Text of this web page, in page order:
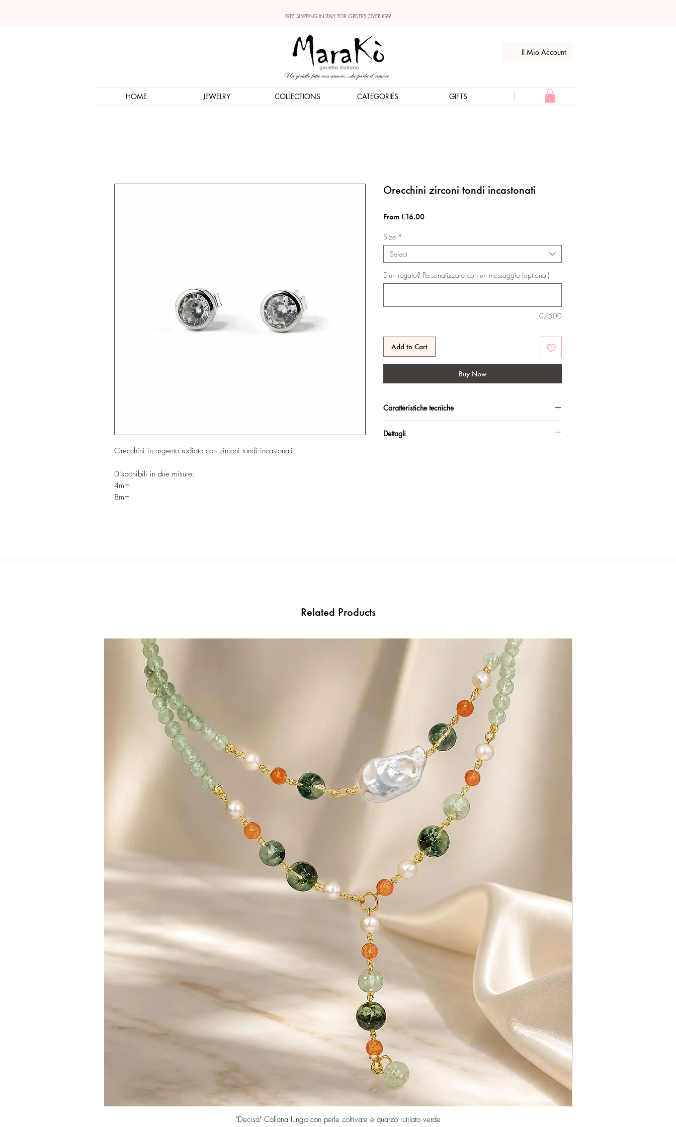
FREE SHIPPING IN ITALY FOR ORDERS OVER €99
Il Mio Account
HOME JEWELRY COLLECTIONS CATEGORIES GIFTS
Orecchini in argento rodiato con zirconi tondi incastonati.
Disponibili in due misure:
4mm
8mm
Orecchini zirconi tondi incastonati
From €16.00Sale
Size *
Select
É un regalo? Personalizzalo con un messaggio (optional)
0/500
Add to Cart
Buy Now
Caratteristiche tecniche
durata.
Dettagli
Related Products
Quick View
"Decisa" Collana lunga con perle coltivate e quarzo rutilato verde